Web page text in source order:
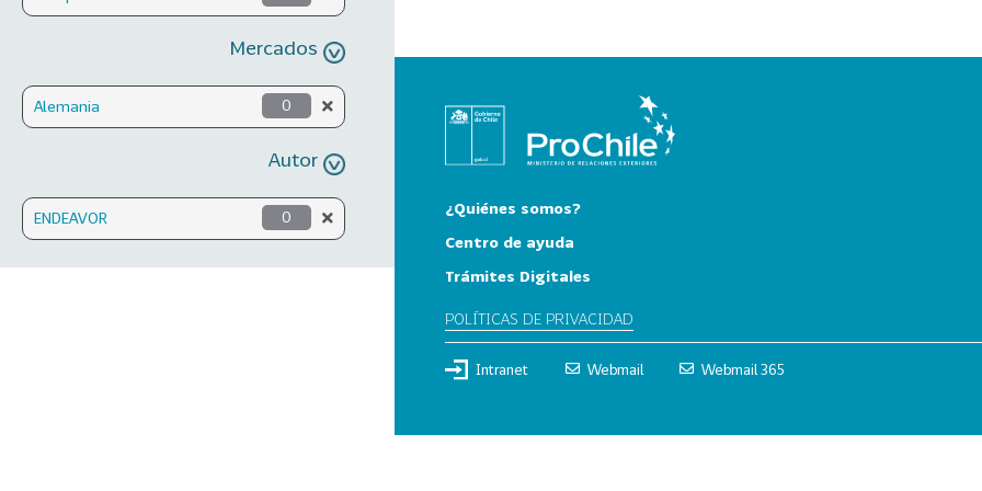
Mercados
Alemania 0
Autor
ENDEAVOR 0
¿Quiénes somos?
Centro de ayuda
Trámites Digitales
POLÍTICAS DE PRIVACIDAD
Intranet Webmail Webmail 365